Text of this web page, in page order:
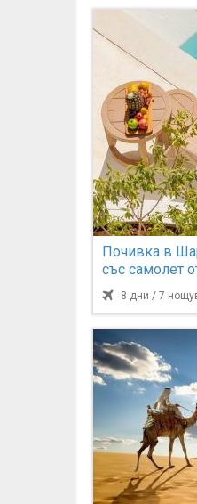
Почивка в
със самолет
8 дни / 7